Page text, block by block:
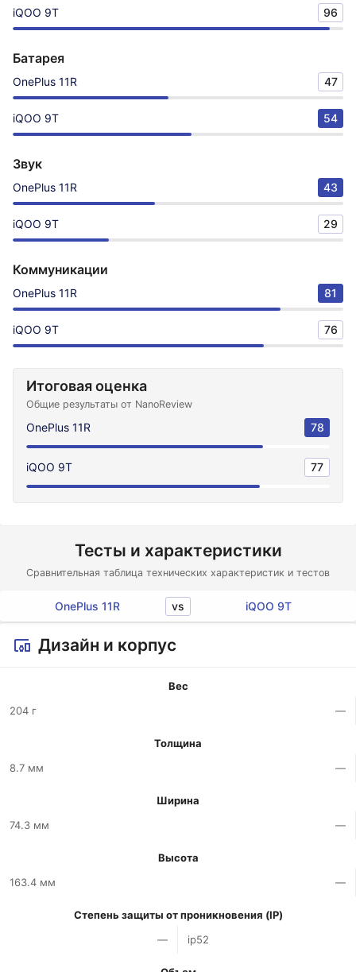
iQOO 9T 96
Батарея
OnePlus 11R 47
iQOO 9T 54
Звук
OnePlus 11R 43
iQOO 9T 29
Коммуникации
OnePlus 11R 81
iQOO 9T 76
Итоговая оценка
Общие результаты от NanoReview
OnePlus 11R 78
iQOO 9T 77
Тесты и характеристики
Сравнительная таблица технических характеристик и тестов
OnePlus 11R vs iQOO 9T
Дизайн и корпус
Вес
204 г
—
Толщина
8.7 мм
—
Ширина
74.3 мм
—
Высота
163.4 мм
—
Степень защиты от проникновения (IP)
—
ip52